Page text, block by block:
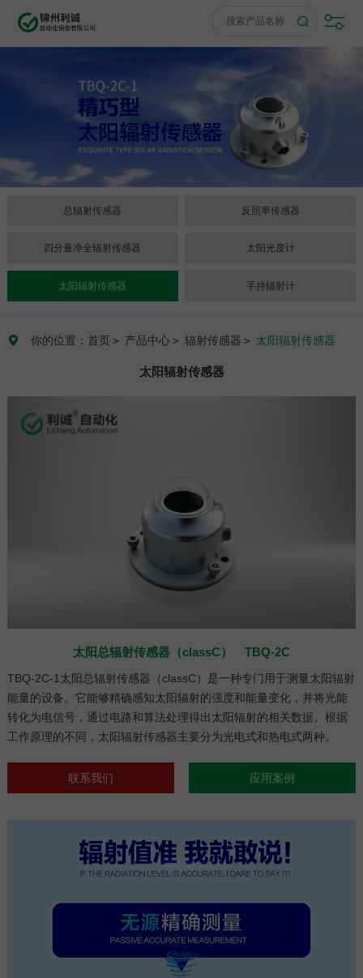
总辐射传感器 反照率传感器
四分量净全辐射传感器 太阳光度计
太阳辐射传感器 手持辐射计
 你的位置：首页 ＞ 产品中心＞ 辐射传感器 ＞ 太阳辐射传感器
太阳辐射传感器
太阳总辐射传感器（classC） TBQ-2C
TBQ-2C-1太阳总辐射传感器（classC）是一种专门用于测量太阳辐射
能量的设备。它能够精确感知太阳辐射的强度和能量变化，并将光能
转化为电信号，通过电路和算法处理得出太阳辐射的相关数据。根据
工作原理的不同，太阳辐射传感器主要分为光电式和热电式两种。
联系我们 应用案例